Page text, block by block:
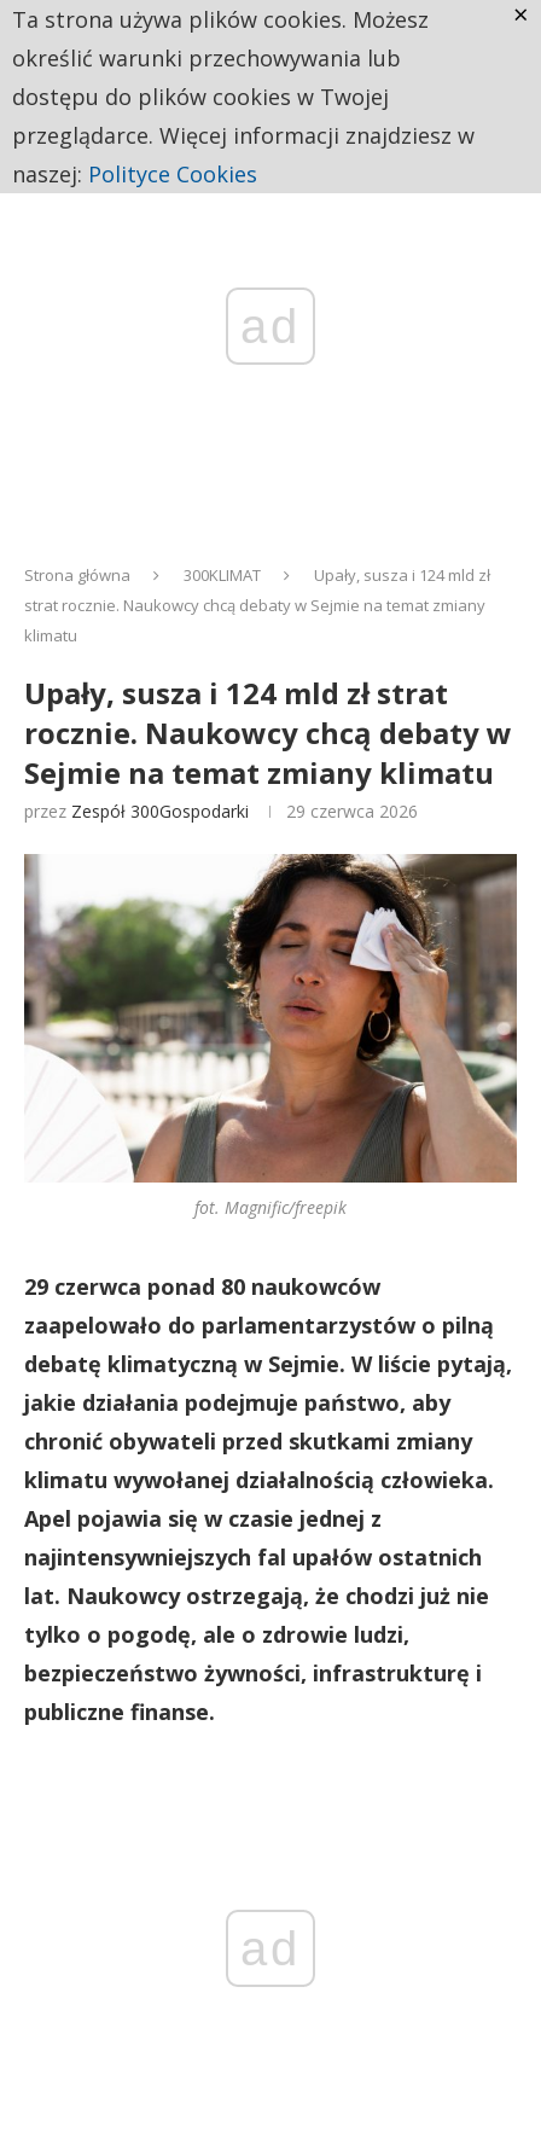
ad
Strona główna 300KLIMAT
Upały, susza i 124 mld zł
strat rocznie. Naukowcy chcą debaty w Sejmie na temat zmiany
klimatu
Upały, susza i 124 mld zł strat
rocznie. Naukowcy chcą debaty w
Sejmie na temat zmiany klimatu
przez Zespół 300Gospodarki 29 czerwca 2026
fot. Magnific/freepik
29 czerwca ponad 80 naukowców
zaapelowało do parlamentarzystów o pilną
debatę klimatyczną w Sejmie. W liście pytają,
jakie działania podejmuje państwo, aby
chronić obywateli przed skutkami zmiany
klimatu wywołanej działalnością człowieka.
Apel pojawia się w czasie jednej z
najintensywniejszych fal upałów ostatnich
lat. Naukowcy ostrzegają, że chodzi już nie
tylko o pogodę, ale o zdrowie ludzi,
bezpieczeństwo żywności, infrastrukturę i
publiczne finanse.
ad
Ta strona używa plików cookies. Możesz
określić warunki przechowywania lub
dostępu do plików cookies w Twojej
przeglądarce. Więcej informacji znajdziesz w
naszej: Polityce Cookies
×